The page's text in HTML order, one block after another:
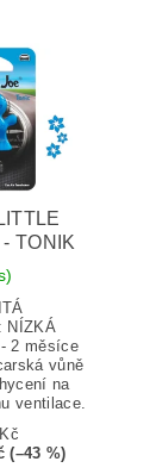
TONIK
NÍZKÁ
2 měsíce
vůně
na
ventilace.
(–43 %)